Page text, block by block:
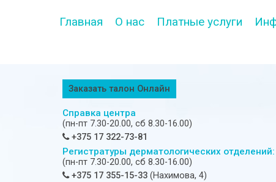
Главная О нас Платные услуги
Заказать талон Онлайн
Справка центра
(пн-пт 7.30-20.00, сб 8.30-16.00)
+375 17 322-73-81
Регистратуры дерматологических отделений:
(пн-пт 7.30-20.00, сб 8.30-16.00)
+375 17 355-15-33 (Нахимова, 4)